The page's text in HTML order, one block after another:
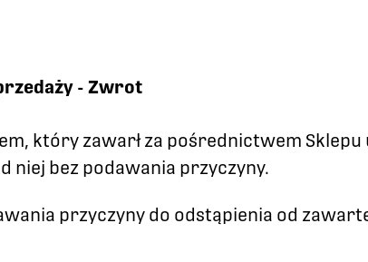
- Zwrot
który zawarł za pośrednictwem Sklepu
niej bez podawania przyczyny.
przyczyny do odstąpienia od